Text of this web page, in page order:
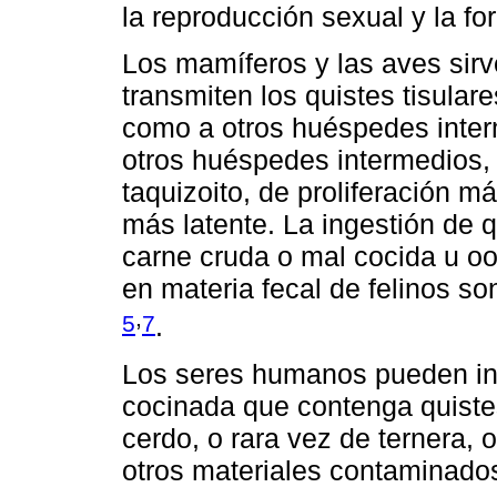
la reproducción sexual y la
Los mamíferos y las aves
transmiten los quistes
como a otros huéspedes
otros huéspedes intermedios,
taquizoito, de proliferación
más latente. La ingestión de
carne cruda o mal cocida u
en materia fecal de felinos
5,7.
Los seres humanos pueden
cocinada que contenga
cerdo, o rara vez de ternera,
otros materiales